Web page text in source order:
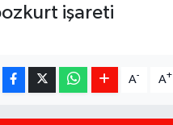
işareti
A- A+